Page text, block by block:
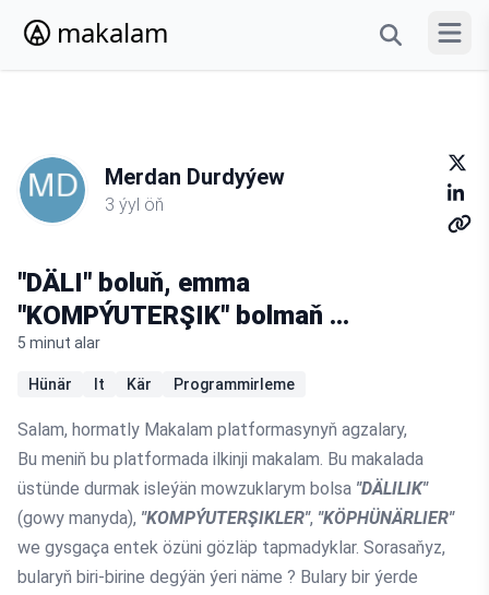
makalam
Merdan Durdyýew
3 ýyl öň
"DÄLI" boluň, emma
"KOMPÝUTERŞIK" bolmaň ...
5 minut alar
Hünär It Kär Programmirleme
Salam, hormatly Makalam platformasynyň agzalary,
Bu meniň bu platformada ilkinji makalam. Bu makalada
üstünde durmak isleýän mowzuklarym bolsa "DÄLILIK"
(gowy manyda), "KOMPÝUTERŞIKLER", "KÖPHÜNÄRLIER"
we gysgaça entek özüni gözläp tapmadyklar. Sorasaňyz,
bularyň biri-birine degýän ýeri näme ? Bulary bir ýerde